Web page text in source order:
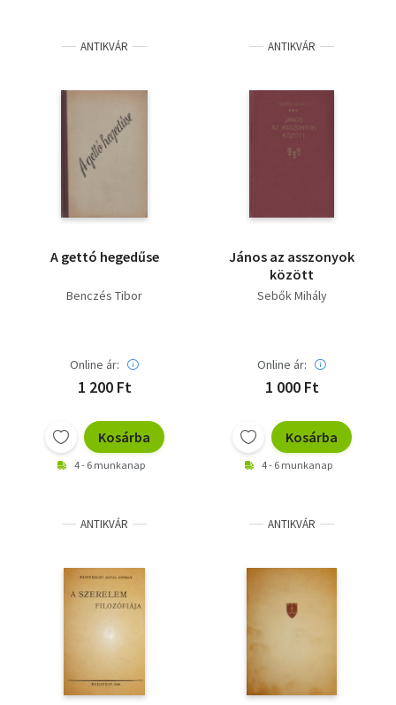
ANTIKVÁR
A gettó hegedűse
Benczés Tibor
Online ár:
1 200 Ft
Kosárba
4 - 6 munkanap
ANTIKVÁR
János az asszonyok
között
Sebők Mihály
Online ár:
1 000 Ft
Kosárba
4 - 6 munkanap
ANTIKVÁR ANTIKVÁR